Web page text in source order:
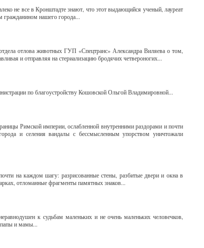
не все в Кронштадте знают, что этот выдающийся ученый, лауреат
гражданином нашего города...
отлова животных ГУП «Спецтранс» Александра Виляева о том,
и отправляя на стериализацию бродячих четвероногих...
по благоустройству Кошовской Ольгой Владимировной...
Римской империи, ослабленной внутренними раздорами и почти
и селения вандалы с бессмысленным упорством уничтожали
на каждом шагу: разрисованные стены, разбитые двери и окна в
отломанные фрагменты памятных знаков...
к судьбам маленьких и не очень маленьких человечков,
папы и мамы...